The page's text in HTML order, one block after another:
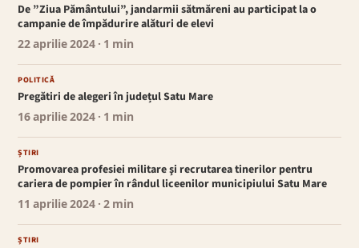
De ”Ziua Pământului”, jandarmii sătmăreni au participat la o
campanie de împădurire alături de elevi
22 aprilie 2024 · 1 min
POLITICĂ
Pregătiri de alegeri în județul Satu Mare
16 aprilie 2024 · 1 min
ȘTIRI
Promovarea profesiei militare şi recrutarea tinerilor pentru
cariera de pompier în rândul liceenilor municipiului Satu Mare
11 aprilie 2024 · 2 min
ȘTIRI